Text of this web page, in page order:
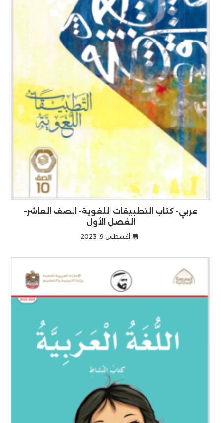
عربي- كتاب التطبيقات اللغوية- الصف العاشر–
الفصل الأول
أغسطس 9, 2023